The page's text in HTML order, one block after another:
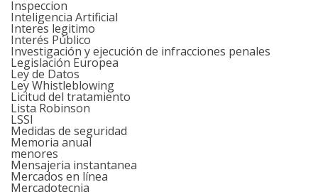
Inspeccion
Inteligencia Artificial
Interes legitimo
Interés Público
Investigación y ejecución de infracciones penales
Legislación Europea
Ley de Datos
Ley Whistleblowing
Licitud del tratamiento
Lista Robinson
LSSI
Medidas de seguridad
Memoria anual
menores
Mensajeria instantanea
Mercados en línea
Mercadotecnia